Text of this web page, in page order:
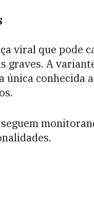
viral que pode
graves. A
única conhecida